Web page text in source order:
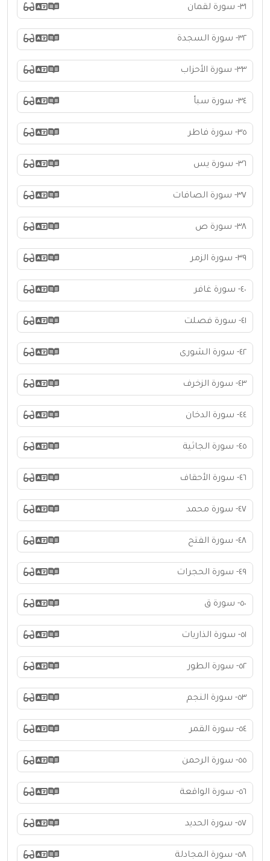
٣١- سورة لقمان
٣٢- سورة السجدة
٣٣- سورة الأحزاب
٣٤- سورة سبأ
٣٥- سورة فاطر
٣٦- سورة يس
٣٧- سورة الصافات
٣٨- سورة ص
٣٩- سورة الزمر
٤٠- سورة غافر
٤١- سورة فصلت
٤٢- سورة الشورى
٤٣- سورة الزخرف
٤٤- سورة الدخان
٤٥- سورة الجاثية
٤٦- سورة الأحقاف
٤٧- سورة محمد
٤٨- سورة الفتح
٤٩- سورة الحجرات
٥٠- سورة ق
٥١- سورة الذاريات
٥٢- سورة الطور
٥٣- سورة النجم
٥٤- سورة القمر
٥٥- سورة الرحمن
٥٦- سورة الواقعة
٥٧- سورة الحديد
٥٨- سورة المجادلة